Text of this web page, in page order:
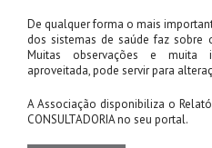
De qualquer forma o mais
dos sistemas de saúde faz sobre
Muitas observações e muita
aproveitada, pode servir para
A Associação disponibiliza o
CONSULTADORIA no seu portal.